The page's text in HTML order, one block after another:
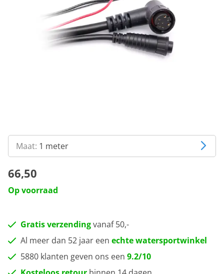
Maat: 1 meter
66,50
Op voorraad
Gratis verzendingvanaf 50,-
Al meer dan 52 jaar een echte watersportwinkel
5880 klanten geven ons een 9.2/10